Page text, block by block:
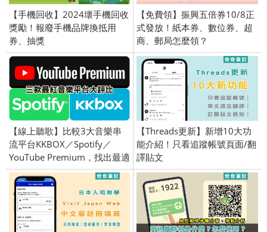
【手機回收】2024壞手機回收
獎勵！報廢手機品牌換抵用
券、抽獎
【免費領】振興五倍券10/8正
式發放！紙本券、數位券、超
商、郵局怎麼領？
【線上聽歌】比較3大音樂串
流平台KKBOX／Spotify／
YouTube Premium，找出最適
合你的方案
【Threads更新】新增10大功
能介紹！只看追蹤帳號頁面/翻
譯貼文